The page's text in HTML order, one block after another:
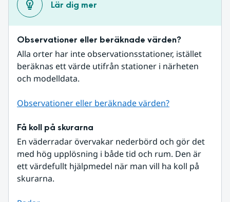
Lär dig mer
Observationer eller beräknade värden?
Alla orter har inte observationsstationer, istället
beräknas ett värde utifrån stationer i närheten
och modelldata.
Observationer eller beräknade värden?
Få koll på skurarna
En väderradar övervakar nederbörd och gör det
med hög upplösning i både tid och rum. Den är
ett värdefullt hjälpmedel när man vill ha koll på
skurarna.